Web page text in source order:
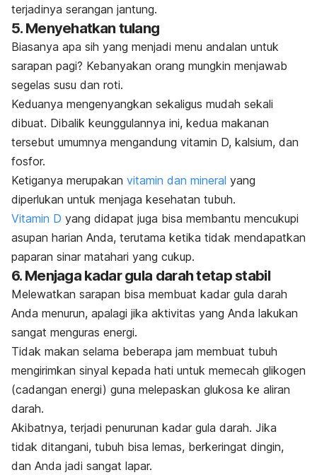
terjadinya serangan jantung.
5. Menyehatkan tulang
Biasanya apa sih yang menjadi menu andalan untuk
sarapan pagi? Kebanyakan orang mungkin menjawab
segelas susu dan roti.
Keduanya mengenyangkan sekaligus mudah sekali
dibuat. Dibalik keunggulannya ini, kedua makanan
tersebut umumnya mengandung vitamin D, kalsium, dan
fosfor.
Ketiganya merupakan vitamin dan mineral yang
diperlukan untuk menjaga kesehatan tubuh.
Vitamin D yang didapat juga bisa membantu mencukupi
asupan harian Anda, terutama ketika tidak mendapatkan
paparan sinar matahari yang cukup.
6. Menjaga kadar gula darah tetap stabil
Melewatkan sarapan bisa membuat kadar gula darah
Anda menurun, apalagi jika aktivitas yang Anda lakukan
sangat menguras energi.
Tidak makan selama beberapa jam membuat tubuh
mengirimkan sinyal kepada hati untuk memecah glikogen
(cadangan energi) guna melepaskan glukosa ke aliran
darah.
Akibatnya, terjadi penurunan kadar gula darah. Jika
tidak ditangani, tubuh bisa lemas, berkeringat dingin,
dan Anda jadi sangat lapar.